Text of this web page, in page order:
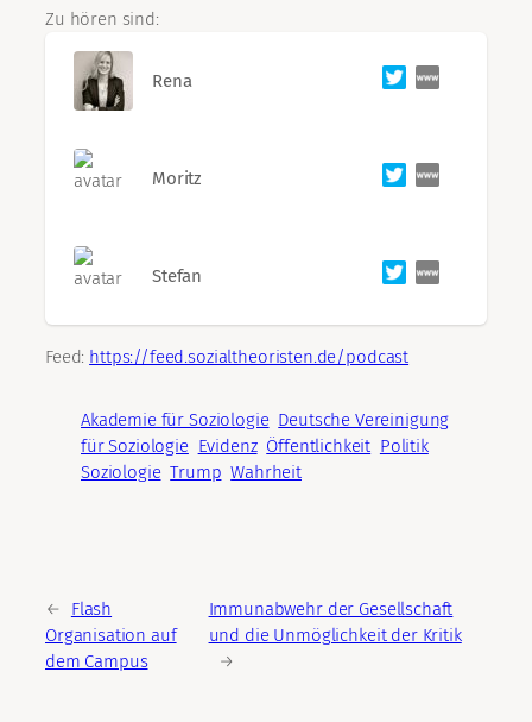
Zu hören sind:
Rena
Moritz
Stefan
Feed: https://feed.sozialtheoristen.de/podcast
Akademie für Soziologie Deutsche Vereinigung
für Soziologie Evidenz Öffentlichkeit Politik
Soziologie Trump Wahrheit
←
Flash
Organisation auf
dem Campus
Immunabwehr der Gesellschaft
und die Unmöglichkeit der Kritik
→